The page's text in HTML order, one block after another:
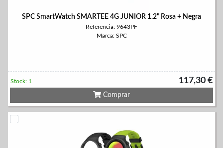
SPC SmartWatch SMARTEE 4G JUNIOR 1.2" Rosa + Negra
Referencia: 9643PF
Marca: SPC
117,30 €
Stock: 1
Comprar